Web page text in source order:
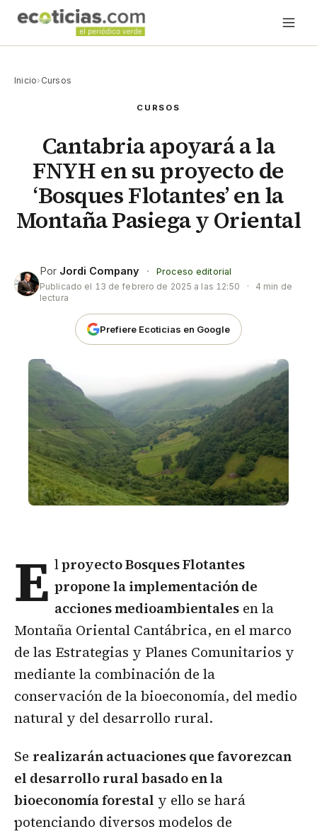
Inicio› Cursos
CURSOS
Cantabria apoyará a la
FNYH en su proyecto de
‘Bosques Flotantes’ en la
Montaña Pasiega y Oriental
Por Jordi Company ·
Proceso editorial
Publicado el 13 de febrero de 2025 a las 12:50 ·
4 min de
lectura
Prefiere Ecoticias en Google
E lproyecto Bosques Flotantes
propone la implementación de
acciones medioambientales en la
Montaña Oriental Cantábrica, en el marco
de las Estrategias y Planes Comunitarios y
mediante la combinación de la
conservación de la bioeconomía, del medio
natural y del desarrollo rural.
Se realizarán actuaciones que favorezcan
el desarrollo rural basado en la
bioeconomía forestal y ello se hará
potenciando diversos modelos de